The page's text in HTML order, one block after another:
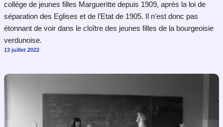
collège de jeunes filles Margueritte depuis 1909, après la loi de
séparation des Eglises et de l’Etat de 1905. Il n’est donc pas
étonnant de voir dans le cloître des jeunes filles de la bourgeoisie
verdunoise.
13 juillet 2022